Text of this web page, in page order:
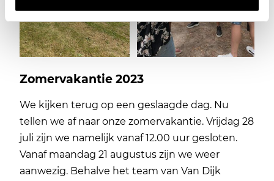
Zomervakantie 2023
We kijken terug op een geslaagde dag. Nu
tellen we af naar onze zomervakantie. Vrijdag 28
juli zijn we namelijk vanaf 12.00 uur gesloten.
Vanaf maandag 21 augustus zijn we weer
aanwezig. Behalve het team van Van Dijk